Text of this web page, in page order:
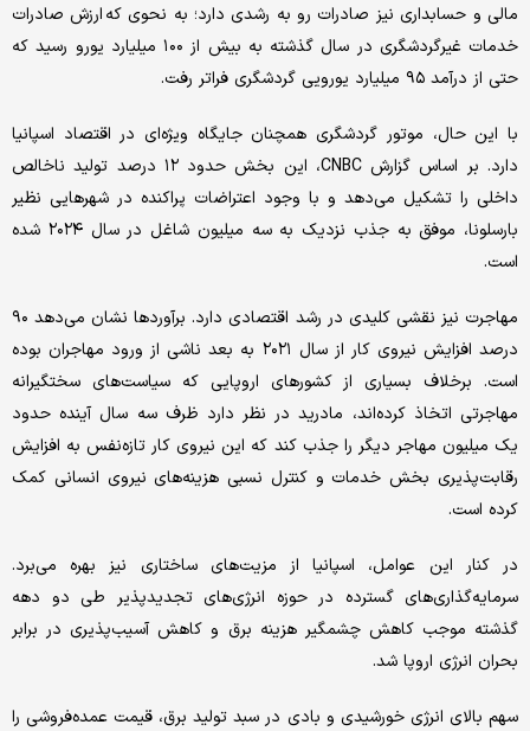
مالی و حسابداری نیز صادرات رو به رشدی دارد؛ به نحوی که ارزش صادرات
خدمات غیرگردشگری در سال گذشته به بیش از ۱۰۰ میلیارد یورو رسید که
حتی از درآمد ۹۵ میلیارد یورویی گردشگری فراتر رفت.
با این حال، موتور گردشگری همچنان جایگاه ویژه‌ای در اقتصاد اسپانیا
دارد. بر اساس گزارش CNBC، این بخش حدود ۱۲ درصد تولید ناخالص
داخلی را تشکیل می‌دهد و با وجود اعتراضات پراکنده در شهرهایی نظیر
بارسلونا، موفق به جذب نزدیک به سه میلیون شاغل در سال ۲۰۲۴ شده
است.
مهاجرت نیز نقشی کلیدی در رشد اقتصادی دارد. برآوردها نشان می‌دهد ۹۰
درصد افزایش نیروی کار از سال ۲۰۲۱ به بعد ناشی از ورود مهاجران بوده
است. برخلاف بسیاری از کشورهای اروپایی که سیاست‌های سختگیرانه
مهاجرتی اتخاذ کرده‌اند، مادرید در نظر دارد ظرف سه سال آینده حدود
یک میلیون مهاجر دیگر را جذب کند که این نیروی کار تازه‌نفس به افزایش
رقابت‌پذیری بخش خدمات و کنترل نسبی هزینه‌های نیروی انسانی کمک
کرده است.
در کنار این عوامل، اسپانیا از مزیت‌های ساختاری نیز بهره می‌برد.
سرمایه‌گذاری‌های گسترده در حوزه انرژی‌های تجدیدپذیر طی دو دهه
گذشته موجب کاهش چشمگیر هزینه برق و کاهش آسیب‌پذیری در برابر
بحران انرژی اروپا شد.
سهم بالای انرژی خورشیدی و بادی در سبد تولید برق، قیمت عمده‌فروشی را